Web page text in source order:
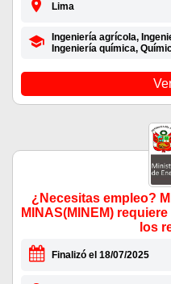
Lima
Ingeniería agrícola,
Ingeniería química,
¿Necesitas empleo?
MINAS(MINEM)
los
Finalizó el 18/07/2025